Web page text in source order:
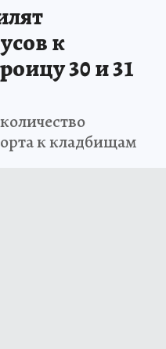
к
30 и 31
к кладбищам